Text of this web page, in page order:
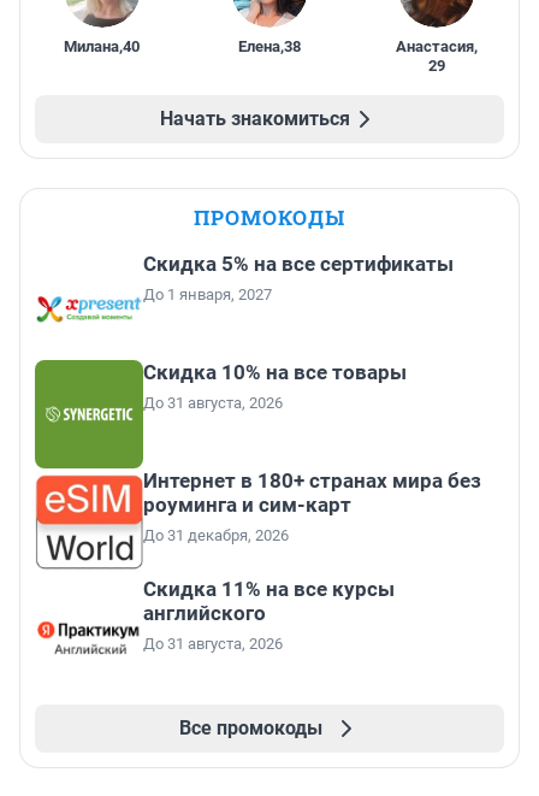
Милана,40 Елена,38 Анастасия,
29
Начать знакомиться
ПРОМОКОДЫ
Скидка 5% на все сертификаты
До 1 января, 2027
Скидка 10% на все товары
До 31 августа, 2026
Интернет в 180+ странах мира без
роуминга и сим-карт
До 31 декабря, 2026
Скидка 11% на все курсы
английского
До 31 августа, 2026
Все промокоды